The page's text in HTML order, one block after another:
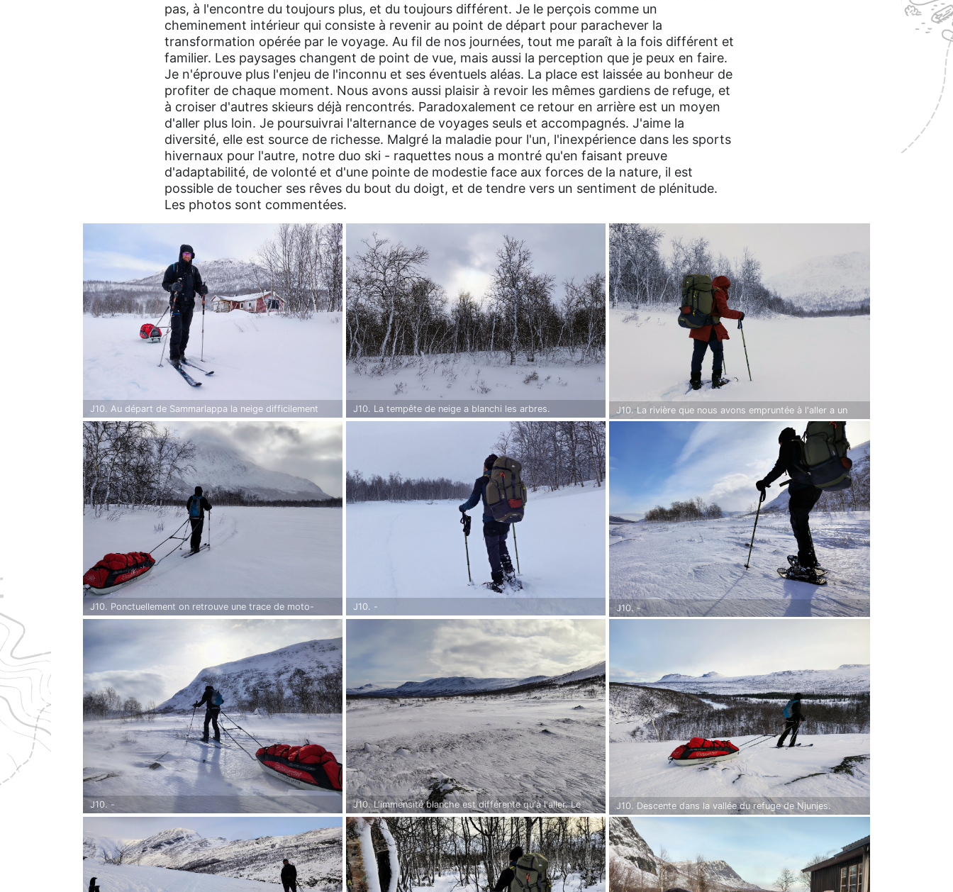
pas, à l'encontre du toujours plus, et du toujours différent. Je le perçois comme un
cheminement intérieur qui consiste à revenir au point de départ pour parachever la
transformation opérée par le voyage. Au fil de nos journées, tout me paraît à la fois différent et
familier. Les paysages changent de point de vue, mais aussi la perception que je peux en faire.
Je n'éprouve plus l'enjeu de l'inconnu et ses éventuels aléas. La place est laissée au bonheur de
profiter de chaque moment. Nous avons aussi plaisir à revoir les mêmes gardiens de refuge, et
à croiser d'autres skieurs déjà rencontrés. Paradoxalement ce retour en arrière est un moyen
d'aller plus loin. Je poursuivrai l'alternance de voyages seuls et accompagnés. J'aime la
diversité, elle est source de richesse. Malgré la maladie pour l'un, l'inexpérience dans les sports
hivernaux pour l'autre, notre duo ski - raquettes nous a montré qu'en faisant preuve
d'adaptabilité, de volonté et d'une pointe de modestie face aux forces de la nature, il est
possible de toucher ses rêves du bout du doigt, et de tendre vers un sentiment de plénitude.
Les photos sont commentées.
J10. Au départ de Sammarlappa la neige difficilement
praticable depuis deux jours est un régal. Elle a travaillé
dans la nuit : pluie la veille, puis températures négatives
avec chutes de neige et vent.
J10. La tempête de neige a blanchi les arbres.
J10. La rivière que nous avons empruntée à l'aller a un
aspect différent : luminosité, neige, vent, ...
J10. Ponctuellement on retrouve une trace de moto-
neige. On l'emprunte car la neige tassée facilite notre
évolution.
J10. - J10. -
J10. -
J10. L'immensité blanche est différente qu'à l'aller. Le
vent a sculpté la neige.
J10. Descente dans la vallée du refuge de Njunjes.